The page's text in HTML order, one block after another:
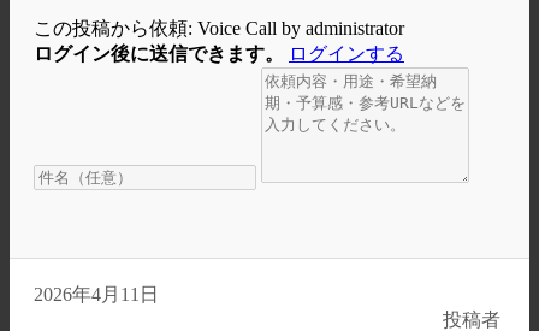
この投稿から依頼: Voice Call by administrator
ログイン後に送信できます。
ログインする
2026年4月11日
投稿者